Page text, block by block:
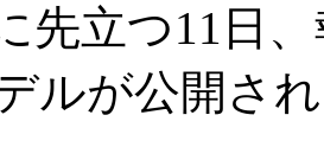
先立つ11日
ルが公開さ